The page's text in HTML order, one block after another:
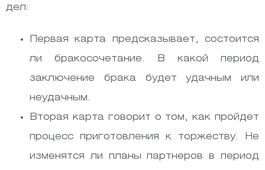
дел:
Первая карта предсказывает, состоится
ли бракосочетание. В какой период
заключение брака будет удачным или
неудачным.
Вторая карта говорит о том, как пройдет
процесс приготовления к торжеству. Не
изменятся ли планы партнеров в период